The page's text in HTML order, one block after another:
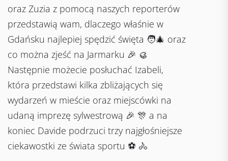
oraz Zuzia z pomocą naszych reporterów
przedstawią wam, dlaczego właśnie w
Gdańsku najlepiej spędzić święta 🧑‍🎄 oraz
co można zjeść na Jarmarku 🎉 🥮
Następnie możecie posłuchać Izabeli,
która przedstawi kilka zbliżających się
wydarzeń w mieście oraz miejscówki na
udaną imprezę sylwestrową 🎉 🎊 a na
koniec Davide podrzuci trzy najgłośniejsze
ciekawostki ze świata sportu ⚽️ 🚴